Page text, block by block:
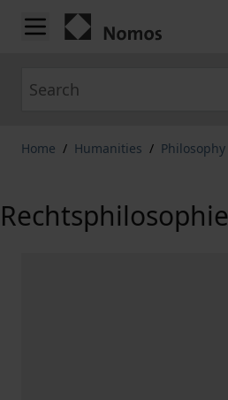
Skip to Content
Home / Humanities / Philosophy
Rechtsphilosophie